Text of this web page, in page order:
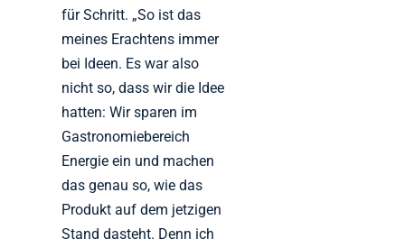
für Schritt. „So ist das
meines Erachtens immer
bei Ideen. Es war also
nicht so, dass wir die Idee
hatten: Wir sparen im
Gastronomiebereich
Energie ein und machen
das genau so, wie das
Produkt auf dem jetzigen
Stand dasteht. Denn ich